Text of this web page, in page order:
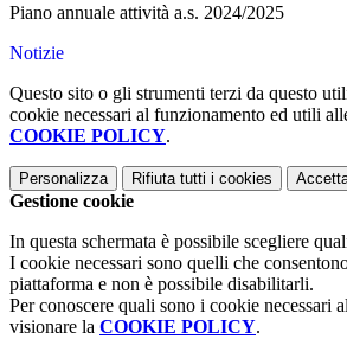
Piano annuale attività a.s. 2024/2025
Notizie
Questo sito o gli strumenti terzi da questo
cookie necessari al funzionamento ed utili
COOKIE POLICY.
Personalizza Rifiuta tutti i cookies
Gestione cookie
In questa schermata è possibile scegliere
I cookie necessari sono quelli che
piattaforma e non è possibile disabilitarli.
Per conoscere quali sono i cookie necessari
visionare la COOKIE POLICY.